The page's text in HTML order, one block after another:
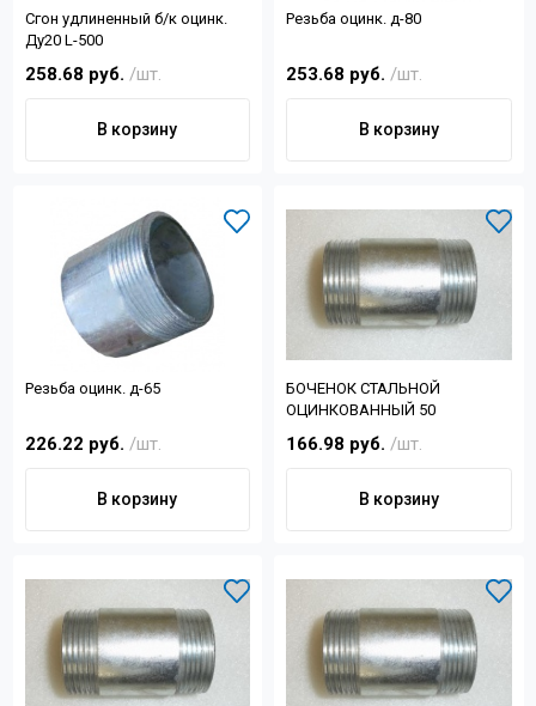
Сгон удлиненный б/к оцинк.
Ду20 L-500
258.68 руб. /шт.
В корзину
Резьба оцинк. д-80
253.68 руб. /шт.
В корзину
Резьба оцинк. д-65
226.22 руб. /шт.
В корзину
БОЧЕНОК СТАЛЬНОЙ
ОЦИНКОВАННЫЙ 50
166.98 руб. /шт.
В корзину